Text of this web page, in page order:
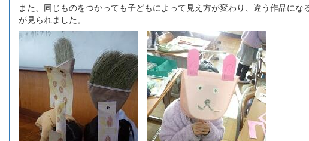
また、同じものをつかっても子どもによって見え方が変わり、違う作品にな
が見られました。